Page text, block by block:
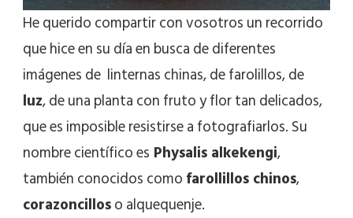
He querido compartir con vosotros un recorrido
que hice en su día en busca de diferentes
imágenes de linternas chinas, de farolillos, de
luz, de una planta con fruto y flor tan delicados,
que es imposible resistirse a fotografiarlos. Su
nombre científico es Physalis alkekengi,
también conocidos comofarollillos chinos,
corazoncilloso alquequenje.